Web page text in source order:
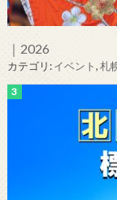
｜2026
カテゴリ:イベント,札